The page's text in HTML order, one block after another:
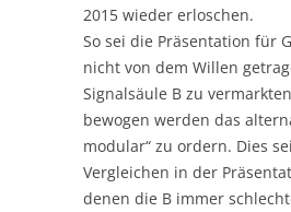
2015 wieder erloschen.
So sei die Präsentation für
nicht von dem Willen
Signalsäule B zu
bewogen werden das
modular“ zu ordern. Dies
Vergleichen in der
denen die B immer